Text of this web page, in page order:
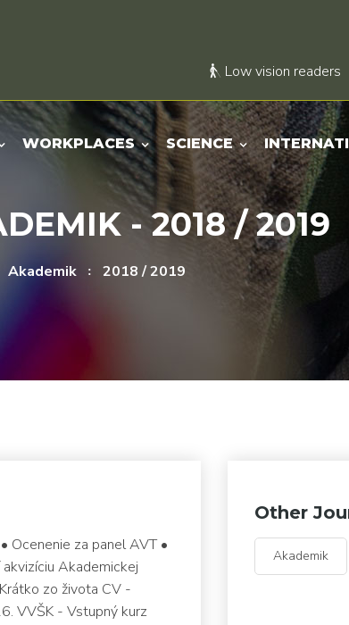
Low vision readers
WORKPLACES SCIENCE
- 2018 / 2019
Akademik 2018 / 2019
Ocenenie za panel AVT •
Akademickej
zo života CV -
VVŠK - Vstupný kurz
Other
Akademik